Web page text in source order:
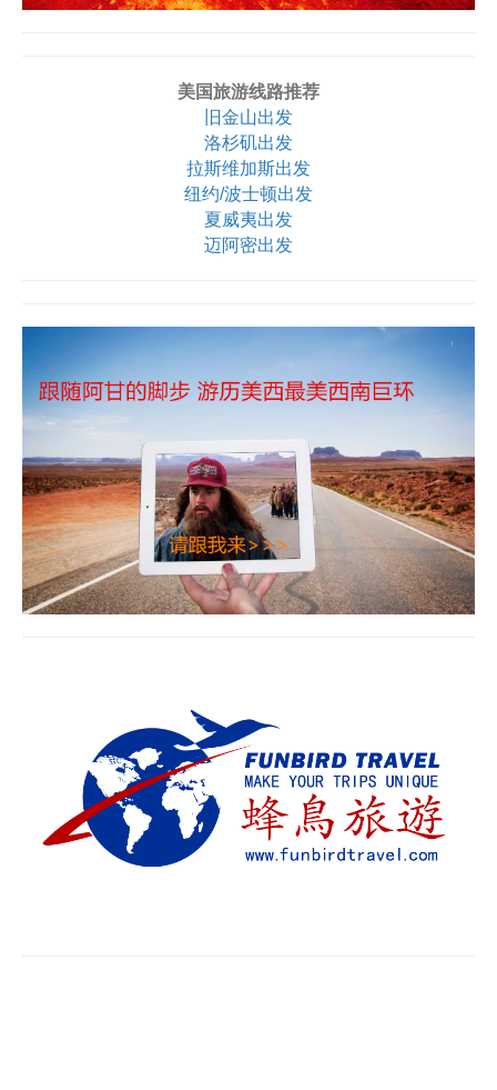
美国旅游线路推荐
旧金山出发
洛杉矶出发
拉斯维加斯出发
纽约/波士顿出发
夏威夷出发
迈阿密出发